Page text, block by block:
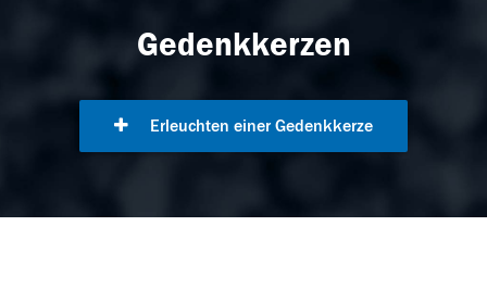
Gedenkkerzen
Erleuchten einer Gedenkkerze